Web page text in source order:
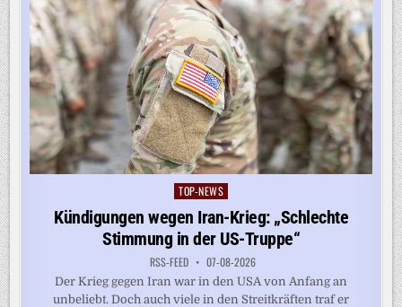
Posted
TOP-NEWS
Kündigungen wegen Iran-Krieg: „Schlechte
Stimmung in der US-Truppe“
RSS-FEED 07-08-2026
Der Krieg gegen Iran war in den USA von Anfang an
unbeliebt. Doch auch viele in den Streitkräften traf er